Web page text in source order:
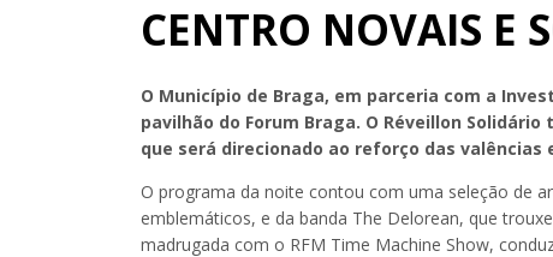
CENTRO NOVAIS E
O Município de Braga, em parceria com a
pavilhão do Forum Braga. O Réveillon
que será direcionado ao reforço das
O programa da noite contou com uma seleção de
emblemáticos, e da banda The Delorean, que
madrugada com o RFM Time Machine Show,